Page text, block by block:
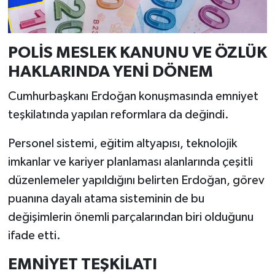
POLİS MESLEK KANUNU VE ÖZLÜK
HAKLARINDA YENİ DÖNEM
Cumhurbaşkanı Erdoğan konuşmasında emniyet
teşkilatında yapılan reformlara da değindi.
Personel sistemi, eğitim altyapısı, teknolojik
imkanlar ve kariyer planlaması alanlarında çeşitli
düzenlemeler yapıldığını belirten Erdoğan, görev
puanına dayalı atama sisteminin de bu
değişimlerin önemli parçalarından biri olduğunu
ifade etti.
EMNİYET TEŞKİLATI